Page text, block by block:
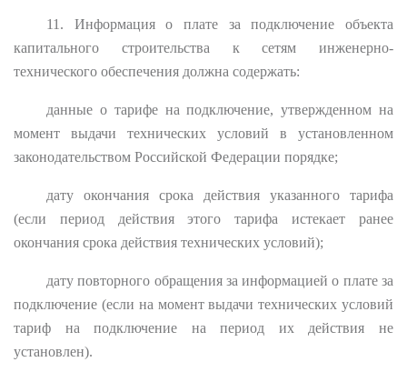
11. Информация о плате за подключение объекта
капитального строительства к сетям инженерно-
технического обеспечения должна содержать:
данные о тарифе на подключение, утвержденном на
момент выдачи технических условий в установленном
законодательством Российской Федерации порядке;
дату окончания срока действия указанного тарифа
(если период действия этого тарифа истекает ранее
окончания срока действия технических условий);
дату повторного обращения за информацией о плате за
подключение (если на момент выдачи технических условий
тариф на подключение на период их действия не
установлен).